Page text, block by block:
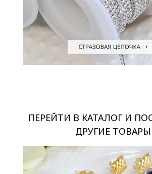
ПЕРЕЙТИ В КАТАЛОГ И
ДРУГИЕ ТОВАРЫ